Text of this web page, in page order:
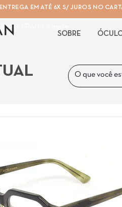
| Porto Alegre
EM ATÉ 6X S/ JUROS NO
SOBRE